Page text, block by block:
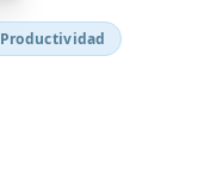
Productividad